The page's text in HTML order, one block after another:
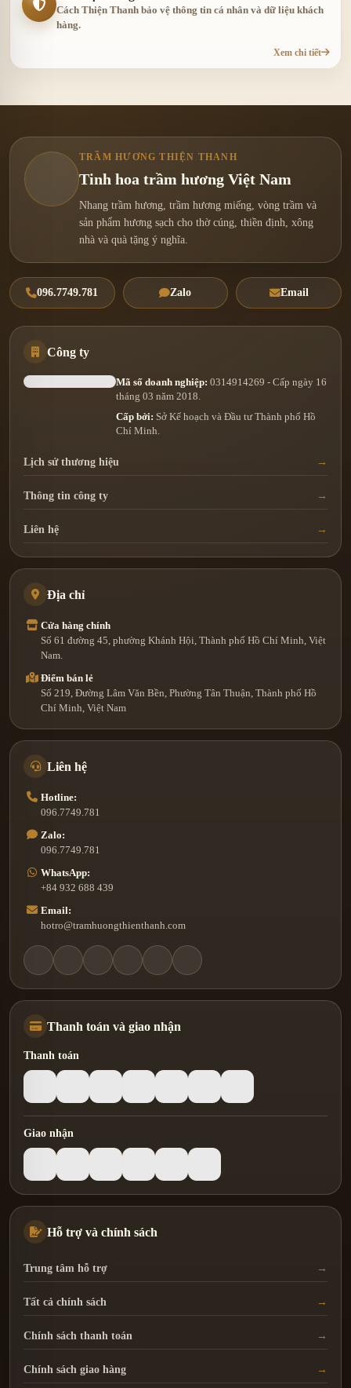
Cách Thiện Thanh bảo vệ thông tin cá nhân và dữ liệu khách
hàng.
Xem chi tiết
TRẦM HƯƠNG THIỆN THANH
Tinh hoa trầm hương Việt Nam
Nhang trầm hương, trầm hương miếng, vòng trầm và
sản phẩm hương sạch cho thờ cúng, thiền định, xông
nhà và quà tặng ý nghĩa.
096.7749.781 Zalo Email
Công ty
Mã số doanh nghiệp: 0314914269 - Cấp ngày 16
tháng 03 năm 2018.
Cấp bởi: Sở Kế hoạch và Đầu tư Thành phố Hồ
Chí Minh.
Lịch sử thương hiệu
Thông tin công ty
Liên hệ
Địa chỉ
Cửa hàng chính
Số 61 đường 45, phường Khánh Hội, Thành phố Hồ Chí Minh, Việt
Nam.
Điểm bán lẻ
Số 219, Đường Lâm Văn Bền, Phường Tân Thuận, Thành phố Hồ
Chí Minh, Việt Nam
Liên hệ
Hotline:
096.7749.781
Zalo:
096.7749.781
WhatsApp:
+84 932 688 439
Email:
hotro@tramhuongthienthanh.com
Thanh toán và giao nhận
Thanh toán
Giao nhận
Hỗ trợ và chính sách
Trung tâm hỗ trợ
Tất cả chính sách
Chính sách thanh toán
Chính sách giao hàng